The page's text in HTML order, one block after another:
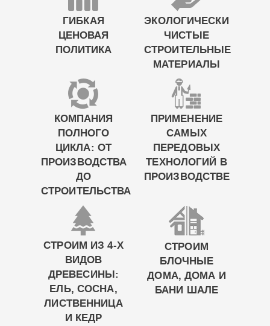
ГИБКАЯ
ЦЕНОВАЯ
ПОЛИТИКА
ЭКОЛОГИЧЕСКИ
ЧИСТЫЕ
СТРОИТЕЛЬНЫЕ
МАТЕРИАЛЫ
КОМПАНИЯ
ПОЛНОГО
ЦИКЛА: ОТ
ПРОИЗВОДСТВА
ДО
СТРОИТЕЛЬСТВА
ПРИМЕНЕНИЕ
САМЫХ
ПЕРЕДОВЫХ
ТЕХНОЛОГИЙ В
ПРОИЗВОДСТВЕ
СТРОИМ ИЗ 4-Х
ВИДОВ
ДРЕВЕСИНЫ:
ЕЛЬ, СОСНА,
ЛИСТВЕННИЦА
И КЕДР
СТРОИМ
БЛОЧНЫЕ
ДОМА, ДОМА И
БАНИ ШАЛЕ